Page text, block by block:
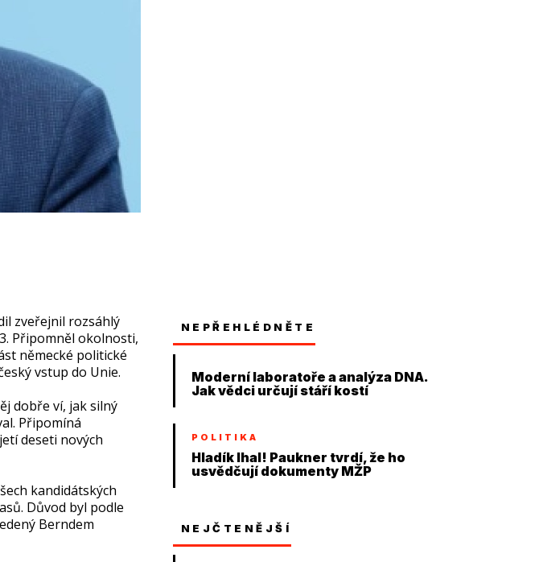
zveřejnil rozsáhlý
Připomněl okolnosti,
německé politické
vstup do Unie.
dobře ví, jak silný
Připomíná
deseti nových
kandidátských
Důvod byl podle
Berndem
NEPŘEHLÉDNĚTE
Moderní laboratoře a analýza DNA.
Jak vědci určují stáří kostí
POLITIKA
Hladík lhal! Paukner tvrdí, že ho
usvědčují dokumenty MŽP
NEJČTENĚJŠÍ